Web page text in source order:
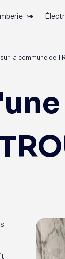
la commune de